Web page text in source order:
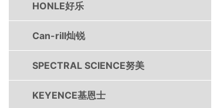
HONLE好乐
Can-rill灿锐
SPECTRAL SCIENCE努美
KEYENCE基恩士